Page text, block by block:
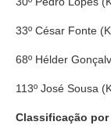
33º César Fonte
68º Hélder
113º José Sousa
Classificação